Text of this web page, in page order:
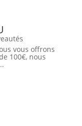
vous offrons
100€, nous